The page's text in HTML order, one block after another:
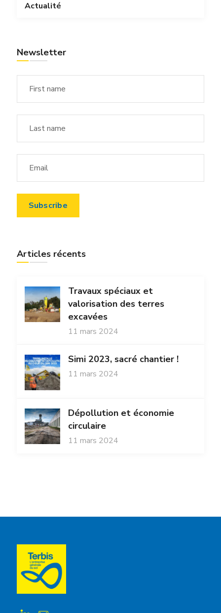
Actualité
Newsletter
Articles récents
Travaux spéciaux et
valorisation des terres
excavées
11 mars 2024
Simi 2023, sacré chantier !
11 mars 2024
Dépollution et économie
circulaire
11 mars 2024